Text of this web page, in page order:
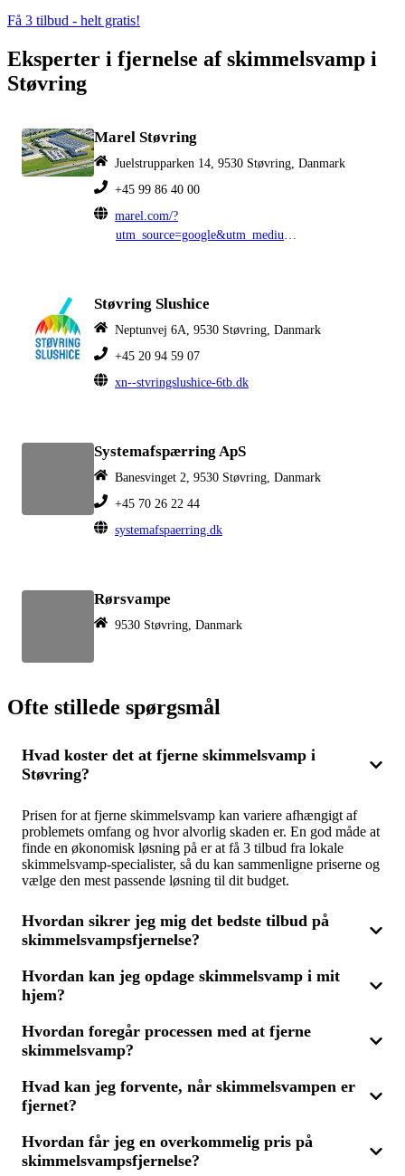
Få 3 tilbud - helt gratis!
Eksperter i fjernelse af skimmelsvamp i
Støvring
Marel Støvring
Juelstrupparken 14, 9530 Støvring, Danmark
+45 99 86 40 00
marel.com/?
utm_source=google&utm_medium=MyBusiness&utm_campaign=stovring
Støvring Slushice
Neptunvej 6A, 9530 Støvring, Danmark
+45 20 94 59 07
xn--stvringslushice-6tb.dk
Systemafspærring ApS
Banesvinget 2, 9530 Støvring, Danmark
+45 70 26 22 44
systemafspaerring.dk
Rørsvampe
9530 Støvring, Danmark
Ofte stillede spørgsmål
Hvad koster det at fjerne skimmelsvamp i
Støvring?
Prisen for at fjerne skimmelsvamp kan variere afhængigt af
problemets omfang og hvor alvorlig skaden er. En god måde at
finde en økonomisk løsning på er at få 3 tilbud fra lokale
skimmelsvamp-specialister, så du kan sammenligne priserne og
vælge den mest passende løsning til dit budget.
Hvordan sikrer jeg mig det bedste tilbud på
skimmelsvampsfjernelse?
For at sikre dig det bedste tilbud på skimmelsvampsfjernelse i
Støvring, bør du indhente og sammenligne 3 tilbud fra
billede af, hvad der indgår i prisen, og finde en løsning, der
både er effektiv og konkurrencedygtig på pris.
Hvordan kan jeg opdage skimmelsvamp i mit
hjem?
Skimmelsvamp kan opdages ved sorte eller grønne pletter på
vægge, lofter eller andre overflader samt en muggen lugt.
til at vurdere situationen. De kan teste for skimmelsvamp og
give dig et tilbud på en passende løsning.
Hvordan foregår processen med at fjerne
skimmelsvamp?
Processen med at fjerne skimmelsvamp begynder med en
grundig inspektion af de berørte områder. Derefter vil
produkter til at fjerne skimmelsvampen og forhindre, at den
returnerer. Da processen varierer efter omfang, er det en fordel
at indhente flere tilbud for at finde den mest effektive løsning.
Hvad kan jeg forvente, når skimmelsvampen er
fjernet?
Efter fjernelsen kan du forvente et hjem uden skimmelsvamp
og de risici for helbredet, den kan medføre. Det er dog vigtigt
Hvordan får jeg en overkommelig pris på
skimmelsvampsfjernelse?